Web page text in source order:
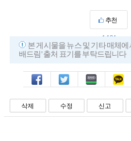
추천
1,184
본 게시물을 뉴스 및 기타 매체
배드림' 출처 표기를 부탁드립니다
페북 트윗 밴드 카톡
삭제 수정 신고